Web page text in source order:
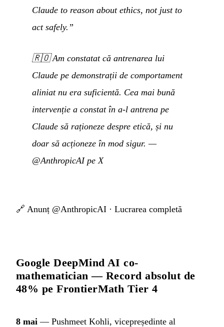
Claude to reason about ethics, not just to
act safely.”
🇷🇴Am constatat că antrenarea lui
Claude pe demonstrații de comportament
aliniat nu era suficientă. Cea mai bună
intervenție a constat în a-l antrena pe
Claude să raționeze despre etică, și nu
doar să acționeze în mod sigur. —
@AnthropicAI pe X
🔗 Anunț @AnthropicAI · Lucrarea completă
Google DeepMind AI co-
mathematician — Record absolut de
48% pe FrontierMath Tier 4
8 mai — Pushmeet Kohli, vicepreședinte al